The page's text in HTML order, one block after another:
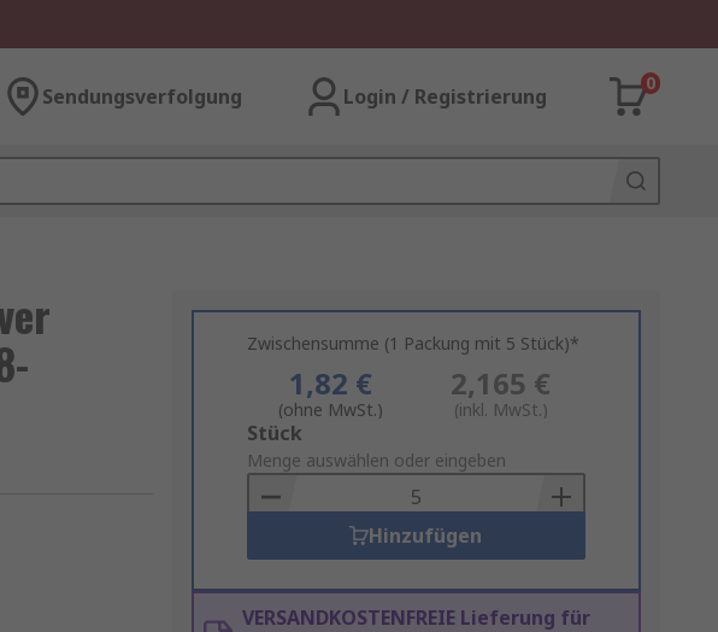
Sendungsverfolgung Login / Registrierung
0
Zwischensumme (1 Packung mit 5 Stück)*
1,82 €
(ohne MwSt.)
2,165 €
(inkl. MwSt.)
Add
to
Basket
Stück
Menge auswählen oder eingeben
Hinzufügen
VERSANDKOSTENFREIE Lieferung für